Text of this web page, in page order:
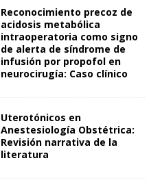
Reconocimiento precoz de
acidosis metabólica
intraoperatoria como signo
de alerta de síndrome de
infusión por propofol en
neurocirugía: Caso clínico
Uterotónicos en
Anestesiología Obstétrica:
Revisión narrativa de la
literatura